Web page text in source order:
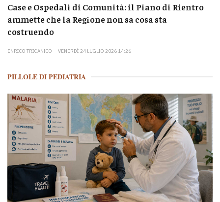
Case e Ospedali di Comunità: il Piano di Rientro
ammette che la Regione non sa cosa sta
costruendo
ENRICO TRICANICO VENERDÌ 24 LUGLIO 2026 14:26
PILLOLE DI PEDIATRIA